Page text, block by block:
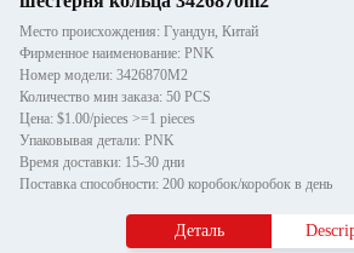
Место происхождения: Гуандун, Китай
Фирменное наименование: PNK
Номер модели: 3426870М2
Количество мин заказа: 50 PCS
Цена: $1.00/pieces >=1 pieces
Упаковывая детали: PNK
Время доставки: 15-30 дни
Поставка способности: 200 коробок/коробок в день
Деталь